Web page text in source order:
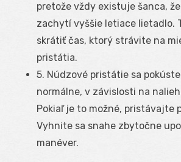
pretože vždy existuje šanca,
zachytí vyššie letiace lietadlo.
skrátiť čas, ktorý strávite na
pristátia.
5. Núdzové pristátie sa
normálne, v závislosti na
Pokiaľ je to možné, pristávajte
Vyhnite sa snahe zbytočne
manéver.